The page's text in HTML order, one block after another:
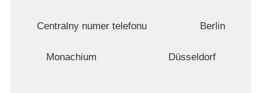
Centralny numer telefonu Berlin
Monachium Düsseldorf